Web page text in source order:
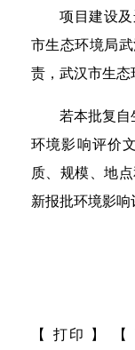
项目建设
市生态环境局
责，武汉市生态
若本批复
环境影响评价
质、规模、地
新报批环境影响
【 打印 】